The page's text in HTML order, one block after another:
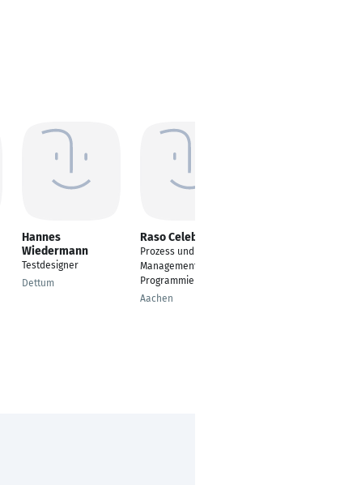
Hannes
Wiedermann
Testdesigner
Dettum
Raso Celebic
Prozess und Projekt
Management und
Programmierung
Aachen